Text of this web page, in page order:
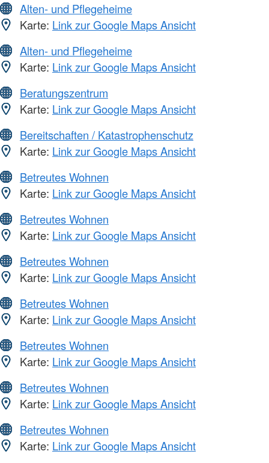
Alten- und Pflegeheime
Karte: Link zur Google Maps Ansicht
Alten- und Pflegeheime
Karte: Link zur Google Maps Ansicht
Beratungszentrum
Karte: Link zur Google Maps Ansicht
Bereitschaften / Katastrophenschutz
Karte: Link zur Google Maps Ansicht
Betreutes Wohnen
Karte: Link zur Google Maps Ansicht
Betreutes Wohnen
Karte: Link zur Google Maps Ansicht
Betreutes Wohnen
Karte: Link zur Google Maps Ansicht
Betreutes Wohnen
Karte: Link zur Google Maps Ansicht
Betreutes Wohnen
Karte: Link zur Google Maps Ansicht
Betreutes Wohnen
Karte: Link zur Google Maps Ansicht
Betreutes Wohnen
Karte: Link zur Google Maps Ansicht